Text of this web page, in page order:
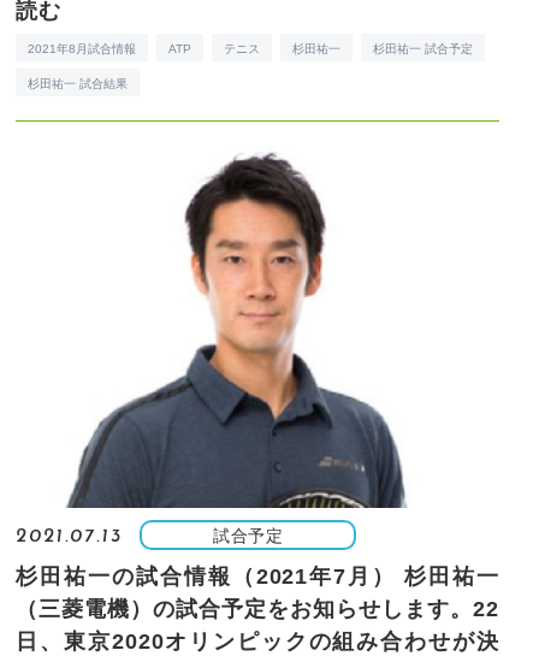
読む
2021年8月試合情報 ATP テニス 杉田祐一 杉田祐一 試合予定
杉田祐一 試合結果
2021.07.13 試合予定
杉田祐一の試合情報（2021年7月）
杉田祐一
（三菱電機）の試合予定をお知らせします。22
日、東京2020オリンピックの組み合わせが決